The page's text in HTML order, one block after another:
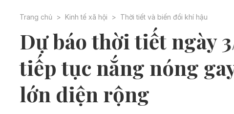
Trang chủ Kinh tế xã hội Thời tiết và biến đổi khí hậu
Dự báo thời tiết ngày
tiếp tục nắng nóng
lớn diện rộng